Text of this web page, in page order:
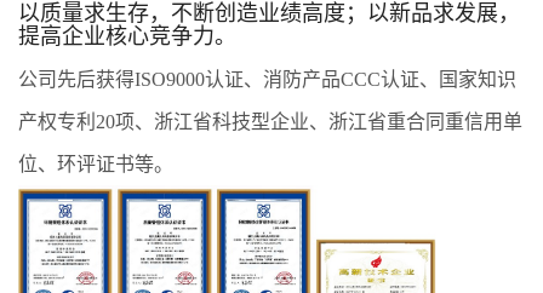
以质量求生存，不断创造业绩高度；以新品求发展，
提高企业核心竞争力。
公司先后获得ISO9000认证、消防产品CCC认证、国家知识
产权专利20项、浙江省科技型企业、浙江省重合同重信用单
位、环评证书等。